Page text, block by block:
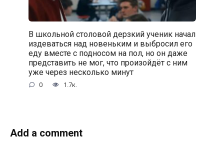
В школьной столовой дерзкий ученик начал
издеваться над новеньким и выбросил его
еду вместе с подносом на пол, но он даже
представить не мог, что произойдёт с ним
уже через несколько минут
0 1.7к.
Add a comment